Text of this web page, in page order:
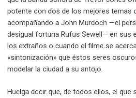
potente con dos de los mejores temas
acompañando a John Murdoch —el
desigual fortuna Rufus Sewell— en sus
los extraños o cuando el filme se
«sintonización» que éstos seres
modelar la ciudad a su antojo.
Huelga decir que, de todos ellos, el que